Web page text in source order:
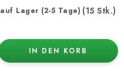
auf Lager (2-5 Tage) (15 Stk.)
IN DEN KORB